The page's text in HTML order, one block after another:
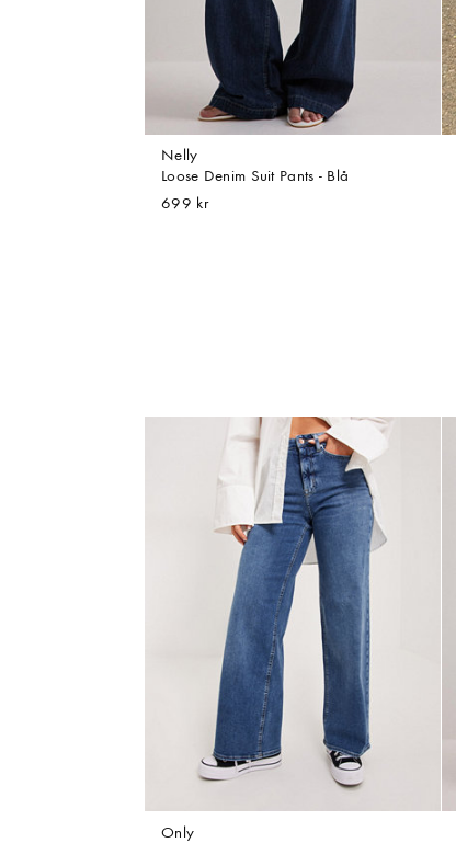
Nelly
Loose Denim Suit Pants - Blå
699 kr
Only